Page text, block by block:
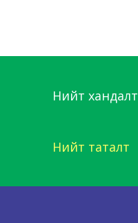
Нийт хандалт
Нийт таталт